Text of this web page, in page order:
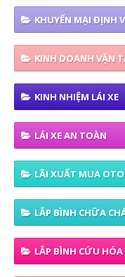
KHUYẾN MẠI ĐỊNH
KINH DOANH VẬN
KINH NHIỆM LÁI XE
LÁI XE AN TOÀN
LÃI XUẤT MUA
LẮP BÌNH CHỮA
LẮP BÌNH CỨU HÓA